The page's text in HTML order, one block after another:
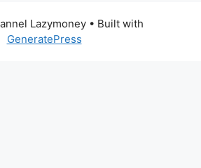
Lazymoney• Built with
GeneratePress